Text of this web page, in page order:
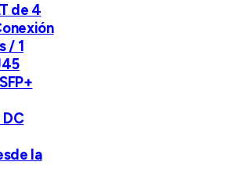
de 4
/ 1
la